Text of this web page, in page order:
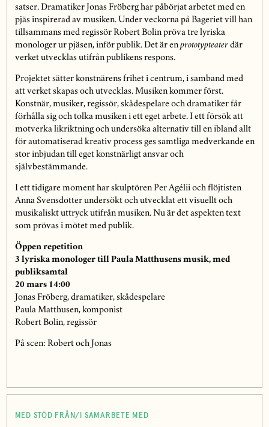
satser. Dramatiker Jonas Fröberg har påbörjat arbetet med en
pjäs inspirerad av musiken. Under veckorna på Bageriet vill han
tillsammans med regissör Robert Bolin pröva tre lyriska
monologer ur pjäsen, inför publik. Det är enprototypteaterdär
verket utvecklas utifrån publikens respons.
Projektet sätter konstnärens frihet i centrum, i samband med
att verket skapas och utvecklas. Musiken kommer först.
Konstnär, musiker, regissör, skådespelare och dramatiker får
förhålla sig och tolka musiken i ett eget arbete. I ett försök att
motverka likriktning och undersöka alternativ till en ibland allt
för automatiserad kreativ process ges samtliga medverkande en
stor inbjudan till eget konstnärligt ansvar och
självbestämmande.
I ett tidigare moment har skulptören Per Agélii och flöjtisten
Anna Svensdotter undersökt och utvecklat ett visuellt och
musikaliskt uttryck utifrån musiken. Nu är det aspekten text
som prövas i mötet med publik.
Öppen repetition
3 lyriska monologer till Paula Matthusens musik, med
publiksamtal
20 mars 14:00
Jonas Fröberg, dramatiker, skådespelare
Paula Matthusen, komponist
Robert Bolin, regissör
På scen: Robert och Jonas
MED STÖD FRÅN/I SAMARBETE MED